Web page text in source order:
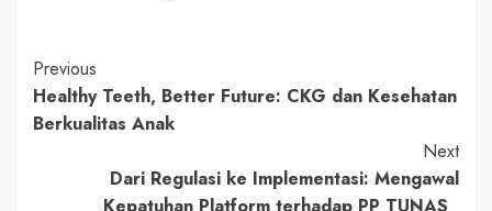
Continue
Reading
Previous
Healthy Teeth, Better Future: CKG dan Kesehatan
Berkualitas Anak
Next
Dari Regulasi ke Implementasi: Mengawal